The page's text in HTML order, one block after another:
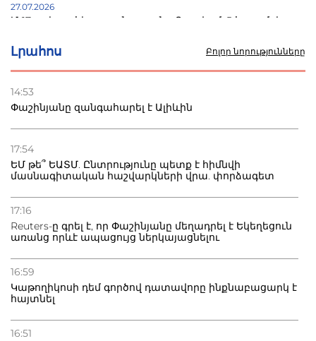
Լրահոս Բոլոր նորությունները
14:53
Փաշինյանը զանգահարել է Ալիևին
17:54
ԵՄ թե՞ ԵԱՏՄ. Ընտրությունը պետք է հիմնվի
մասնագիտական հաշվարկների վրա. փորձագետ
17:16
Reuters-ը գրել է, որ Փաշինյանը մեղադրել է Եկեղեցուն
առանց որևէ ապացույց ներկայացնելու
16:59
Կաթողիկոսի դեմ գործով դատավորը ինքնաբացարկ է
հայտնել
16:51
27.07.2026
Մ-17 աշխարհի առաջնությունը Բաքվում. 5 հայ ըմբիշ
22.07.2026
տուժածներ կան
21.07.2026
Դատվածություն ունեցող միգրանտներին կարգելվի
բնակվել Ռուսաստանում
20.07.2026
Բաքվի բանտից գեներալ Մանուկյանը դիմել է
Փաշինյանին